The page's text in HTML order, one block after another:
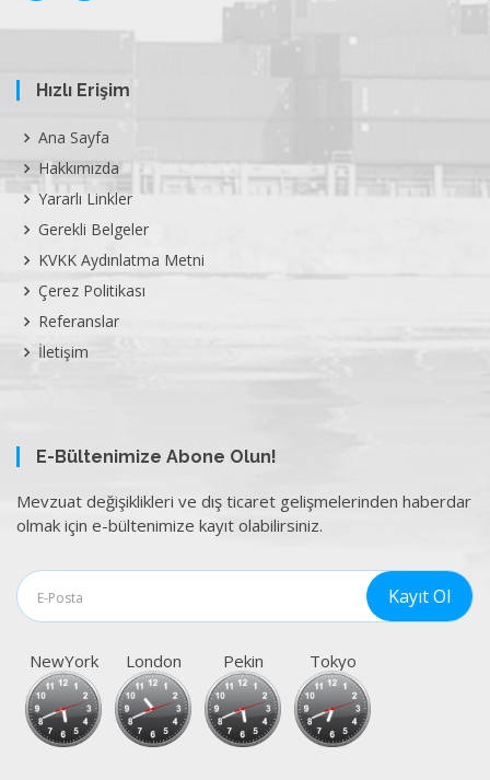
Hızlı Erişim
Ana Sayfa
Hakkımızda
Yararlı Linkler
Gerekli Belgeler
KVKK Aydınlatma Metni
Çerez Politikası
Referanslar
İletişim
E-Bültenimize Abone Olun!
Mevzuat değişiklikleri ve dış ticaret gelişmelerinden haberdar
olmak için e-bültenimize kayıt olabilirsiniz.
NewYork London Pekin Tokyo